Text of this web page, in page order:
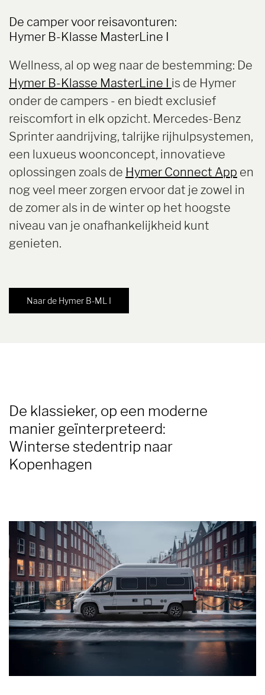
De camper voor reisavonturen:
Hymer B-Klasse MasterLine I
Wellness, al op weg naar de bestemming: De
Hymer B-Klasse MasterLine I is de Hymer
onder de campers - en biedt exclusief
reiscomfort in elk opzicht. Mercedes-Benz
Sprinter aandrijving, talrijke rijhulpsystemen,
een luxueus woonconcept, innovatieve
oplossingen zoals de Hymer Connect App en
nog veel meer zorgen ervoor dat je zowel in
de zomer als in de winter op het hoogste
niveau van je onafhankelijkheid kunt
genieten.
Naar de Hymer B-ML I
De klassieker, op een moderne
manier geïnterpreteerd:
Winterse stedentrip naar
Kopenhagen